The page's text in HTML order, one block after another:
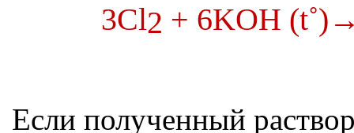
3Cl2 + 6KOH
Если полученный